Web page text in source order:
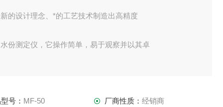
新的设计理念、*的工艺技术制造出高精度
份测定仪，它操作简单，易于观察并以其卓
料、化工、涂料、矿产、环保、地质等行业
号： MF-50 厂商性质： 经销商